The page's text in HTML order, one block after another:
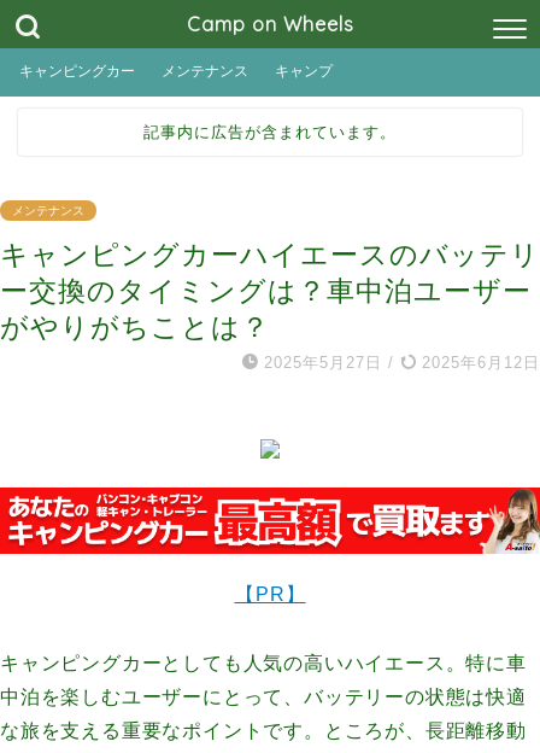
Camp on Wheels
キャンピングカー メンテナンス キャンプ
記事内に広告が含まれています。
メンテナンス
キャンピングカーハイエースのバッテリ
ー交換のタイミングは？車中泊ユーザー
がやりがちことは？
2025年5月27日 / 2025年6月12日
【PR】
キャンピングカーとしても人気の高いハイエース。特に車
中泊を楽しむユーザーにとって、バッテリーの状態は快適
な旅を支える重要なポイントです。ところが、長距離移動